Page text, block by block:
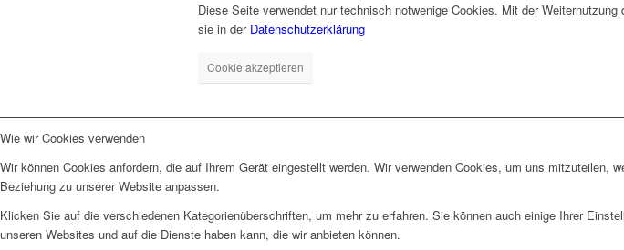
Diese Seite verwendet nur technisch notwenige Cookies. Mit der
sie in der Datenschutzerklärung
Cookie akzeptieren
Wie wir Cookies verwenden
Wir können Cookies anfordern, die auf Ihrem Gerät eingestellt werden. Wir verwenden Cookies, um uns
Beziehung zu unserer Website anpassen.
Klicken Sie auf die verschiedenen Kategorienüberschriften, um mehr zu erfahren. Sie können auch einige Ihrer
unseren Websites und auf die Dienste haben kann, die wir anbieten können.